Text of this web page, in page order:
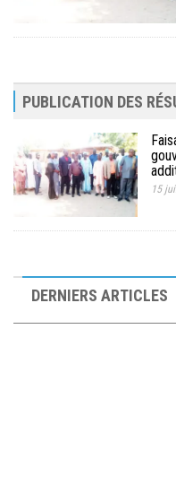
PUBLICATION DES
15
DERNIERS ARTICLES
Comité de Pilotage du
19 septembre 2025